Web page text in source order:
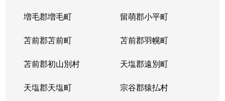
増毛郡増毛町 留萌郡小平町
苫前郡苫前町 苫前郡羽幌町
苫前郡初山別村 天塩郡遠別町
天塩郡天塩町 宗谷郡猿払村